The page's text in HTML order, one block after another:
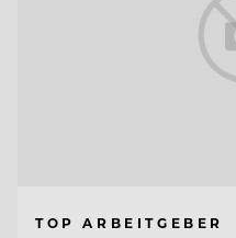
TOP ARBEITGEBER